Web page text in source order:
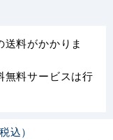
料がかかりま
無料サービスは行
込）